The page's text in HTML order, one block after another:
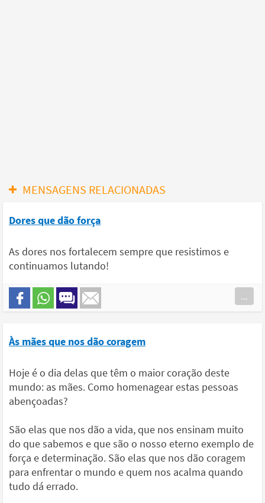
MENSAGENS RELACIONADAS
Dores que dão força
As dores nos fortalecem sempre que resistimos e
continuamos lutando!
...
Às mães que nos dão coragem
Hoje é o dia delas que têm o maior coração deste
mundo: as mães. Como homenagear estas pessoas
abençoadas?
São elas que nos dão a vida, que nos ensinam muito
do que sabemos e que são o nosso eterno exemplo de
força e determinação. São elas que nos dão coragem
para enfrentar o mundo e quem nos acalma quando
tudo dá errado.